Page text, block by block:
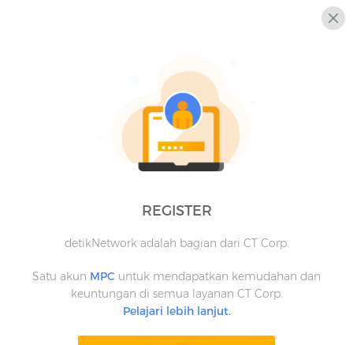
REGISTER
detikNetwork adalah bagian dari CT Corp.
Satu akun MPC untuk mendapatkan kemudahan dan
keuntungan di semua layanan CT Corp.
Pelajari lebih lanjut.